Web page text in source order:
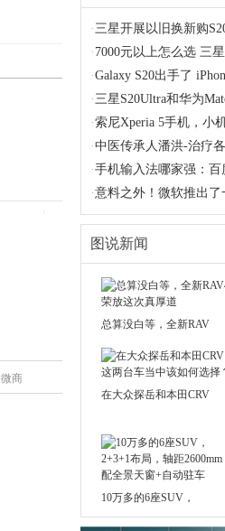
微商
·三星开展以旧换新购
· 7000元以上怎么选 三
·Galaxy S20出手了
·三星S20Ultra和华为
·索尼Xperia 5手机，小
·中医传承人潘洪-治疗
·手机输入法哪家强：
·意料之外！微软推出
图说新闻
总算没白等，全新RAV
在大众探岳和本田CRV
10万多的6座SUV，